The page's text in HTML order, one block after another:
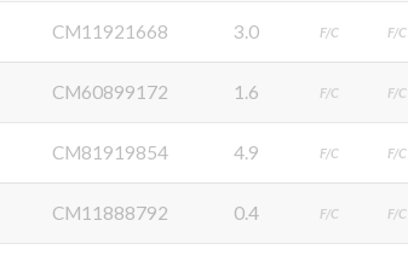
CM11921668 3.0 F/C F/C
CM60899172 1.6 F/C F/C
CM81919854 4.9 F/C F/C
CM11888792 0.4 F/C F/C